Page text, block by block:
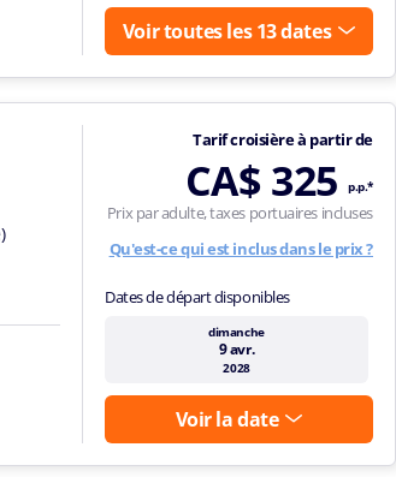
Voir toutes les 13 dates
Tarif croisière à partir de
CA$ 325 p.p.*
Prix par adulte, taxes portuaires incluses
Qu'est-ce qui est inclus dans le prix ?
Dates de départ disponibles
dimanche
9 avr.
2028
Voir la date